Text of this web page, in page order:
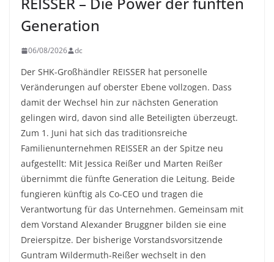
Generation
06/08/2026 dc
Der SHK-Großhändler REISSER hat personelle
Veränderungen auf oberster Ebene vollzogen. Dass
damit der Wechsel hin zur nächsten Generation
gelingen wird, davon sind alle Beteiligten überzeugt.
Zum 1. Juni hat sich das traditionsreiche
Familienunternehmen REISSER an der Spitze neu
aufgestellt: Mit Jessica Reißer und Marten Reißer
übernimmt die fünfte Generation die Leitung. Beide
fungieren künftig als Co-CEO und tragen die
Verantwortung für das Unternehmen. Gemeinsam mit
dem Vorstand Alexander Bruggner bilden sie eine
Dreierspitze. Der bisherige Vorstandsvorsitzende
Guntram Wildermuth-Reißer wechselt in den